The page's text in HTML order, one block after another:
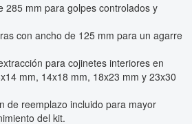
285 mm para golpes controlados y
con ancho de 125 mm para un agarre
para cojinetes interiores en
mm, 14x18 mm, 18x23 mm y 23x30
de reemplazo incluido para mayor
del kit.